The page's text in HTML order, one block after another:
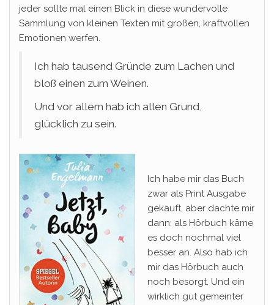
jeder sollte mal einen Blick in diese wundervolle
Sammlung von kleinen Texten mit großen, kraftvollen
Emotionen werfen.
Ich hab tausend Gründe zum Lachen und
bloß einen zum Weinen.
Und vor allem hab ich allen Grund,
glücklich zu sein.
Ich habe mir das Buch
zwar als Print Ausgabe
gekauft, aber dachte mir
dann: als Hörbuch käme
es doch nochmal viel
besser an. Also hab ich
mir das Hörbuch auch
noch besorgt. Und ein
wirklich gut gemeinter